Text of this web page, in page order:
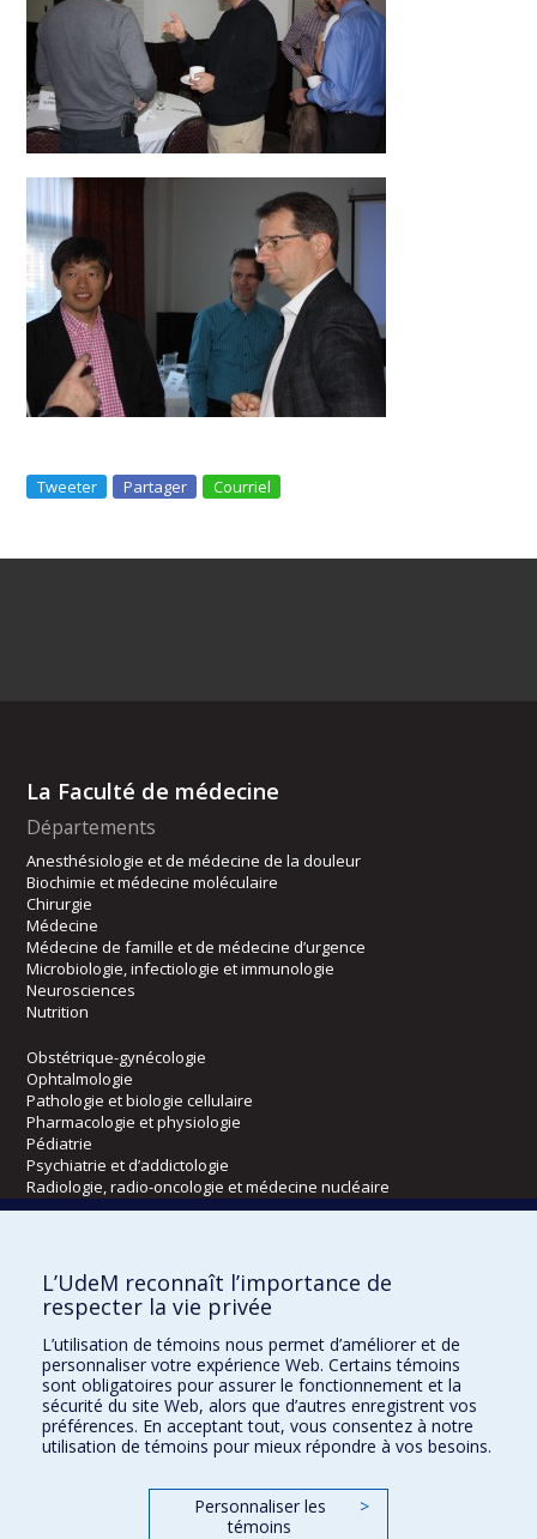
Tweeter Partager Courriel
La Faculté de médecine
Départements
Anesthésiologie et de médecine de la douleur
Biochimie et médecine moléculaire
Chirurgie
Médecine
Médecine de famille et de médecine d’urgence
Microbiologie, infectiologie et immunologie
Neurosciences
Nutrition
Obstétrique-gynécologie
Ophtalmologie
Pathologie et biologie cellulaire
Pharmacologie et physiologie
Pédiatrie
Psychiatrie et d’addictologie
Radiologie, radio-oncologie et médecine nucléaire
Kinésiologie et des sciences de l’activité physique
Orthophonie et audiologie
Réadaptation
Directions
DPC
CPASS
L’UdeM reconnaît l’importance de
respecter la vie privée
L’utilisation de témoins nous permet d’améliorer et de
personnaliser votre expérience Web. Certains témoins
sont obligatoires pour assurer le fonctionnement et la
sécurité du site Web, alors que d’autres enregistrent vos
préférences. En acceptant tout, vous consentez à notre
utilisation de témoins pour mieux répondre à vos besoins.
Personnaliser les
témoins
>